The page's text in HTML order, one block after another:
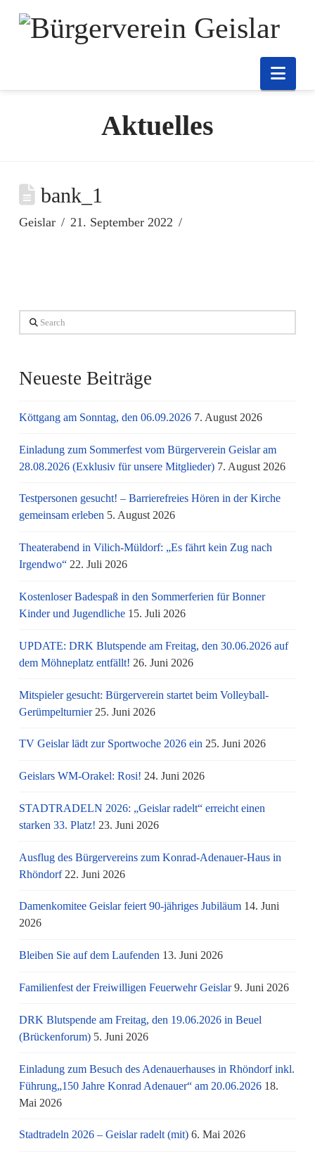
Aktuelles
bank_1
Geislar 21. September 2022
Search
Neueste Beiträge
Köttgang am Sonntag, den 06.09.2026 7. August 2026
Einladung zum Sommerfest vom Bürgerverein Geislar am
28.08.2026 (Exklusiv für unsere Mitglieder) 7. August 2026
Testpersonen gesucht! – Barrierefreies Hören in der Kirche
gemeinsam erleben 5. August 2026
Theaterabend in Vilich-Müldorf: „Es fährt kein Zug nach
Irgendwo“ 22. Juli 2026
Kostenloser Badespaß in den Sommerferien für Bonner
Kinder und Jugendliche 15. Juli 2026
UPDATE: DRK Blutspende am Freitag, den 30.06.2026 auf
dem Möhneplatz entfällt! 26. Juni 2026
Mitspieler gesucht: Bürgerverein startet beim Volleyball-
Gerümpelturnier 25. Juni 2026
TV Geislar lädt zur Sportwoche 2026 ein 25. Juni 2026
Geislars WM-Orakel: Rosi! 24. Juni 2026
STADTRADELN 2026: „Geislar radelt“ erreicht einen
starken 33. Platz! 23. Juni 2026
Ausflug des Bürgervereins zum Konrad-Adenauer-Haus in
Rhöndorf 22. Juni 2026
Damenkomitee Geislar feiert 90-jähriges Jubiläum 14. Juni
2026
Bleiben Sie auf dem Laufenden 13. Juni 2026
Familienfest der Freiwilligen Feuerwehr Geislar 9. Juni 2026
DRK Blutspende am Freitag, den 19.06.2026 in Beuel
(Brückenforum) 5. Juni 2026
Einladung zum Besuch des Adenauerhauses in Rhöndorf inkl.
Führung„150 Jahre Konrad Adenauer“ am 20.06.2026 18.
Mai 2026
Stadtradeln 2026 – Geislar radelt (mit) 6. Mai 2026